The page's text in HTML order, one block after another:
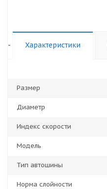
- Характеристики
Размер
Диаметр
Индекс скорости
Модель
Тип автошины
Норма слойности